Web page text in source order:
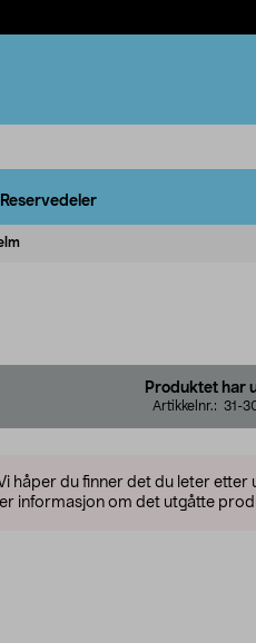
Reservedeler
Produktet har
Artikkelnr.: 31-
håper du finner det du leter etter
informasjon om det utgåtte